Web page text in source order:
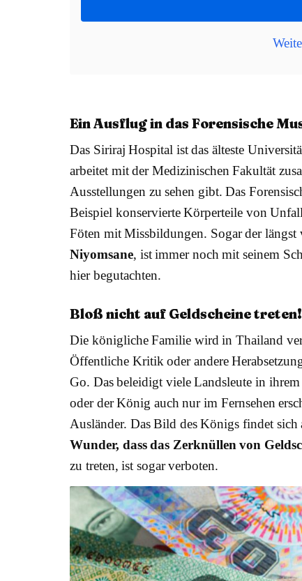
Ein Ausflug in das Forensische
Das Siriraj Hospital ist das älteste
arbeitet mit der Medizinischen Fakultät
Ausstellungen zu sehen gibt. Das
Beispiel konservierte Körperteile von
Föten mit Missbildungen. Sogar der längst
Niyomsane, ist immer noch mit seinem
hier begutachten.
Bloß nicht auf Geldscheine treten!
Die königliche Familie wird in Thailand
Öffentliche Kritik oder andere
Go. Das beleidigt viele Landsleute in
oder der König auch nur im Fernsehen
Ausländer. Das Bild des Königs findet
Wunder, dass das Zerknüllen von
zu treten, ist sogar verboten.